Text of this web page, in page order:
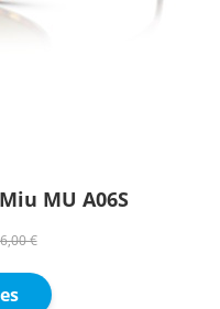
MU A06S
€